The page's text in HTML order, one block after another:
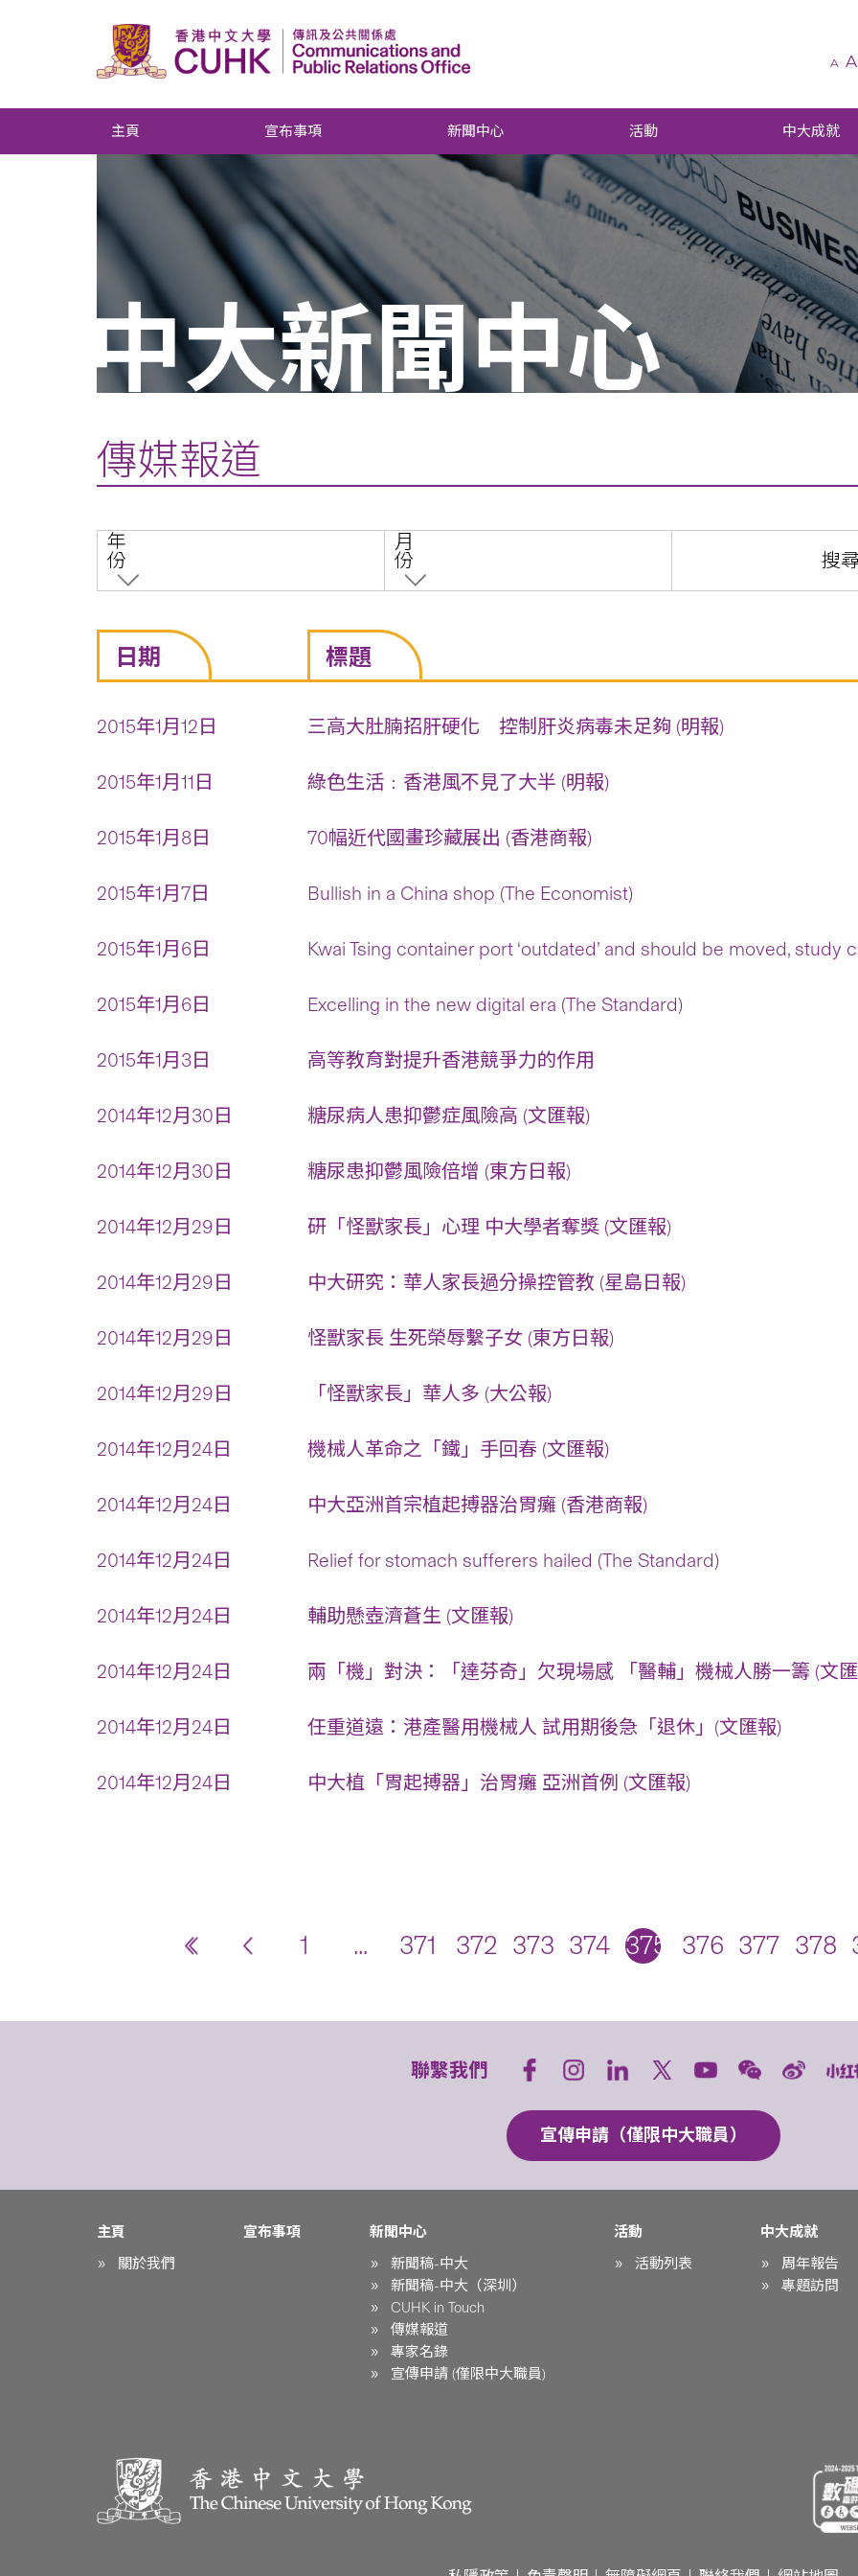
A A
主頁 宣布事項 新聞中心 活動 中大成就
中大新聞中心
傳媒報道
年
份
月
份
日期 標題
2015年1月12日 三高大肚腩招肝硬化 控制肝炎病毒未足夠 (明報)
2015年1月11日 綠色生活﹕香港風不見了大半 (明報)
2015年1月8日 70幅近代國畫珍藏展出 (香港商報)
2015年1月7日 Bullish in a China shop (The Economist)
2015年1月6日 Kwai Tsing container port ‘outdated’ and should be moved, study
2015年1月6日 Excelling in the new digital era (The Standard)
2015年1月3日 高等教育對提升香港競爭力的作用
2014年12月30日 糖尿病人患抑鬱症風險高 (文匯報)
2014年12月30日 糖尿患抑鬱風險倍增 (東方日報)
2014年12月29日 研「怪獸家長」心理 中大學者奪獎 (文匯報)
2014年12月29日 中大研究：華人家長過分操控管教 (星島日報)
2014年12月29日 怪獸家長 生死榮辱繫子女 (東方日報)
2014年12月29日 「怪獸家長」華人多 (大公報)
2014年12月24日 機械人革命之「鐵」手回春 (文匯報)
2014年12月24日 中大亞洲首宗植起搏器治胃癱 (香港商報)
2014年12月24日 Relief for stomach sufferers hailed (The Standard)
2014年12月24日 輔助懸壺濟蒼生 (文匯報)
2014年12月24日 兩「機」對決：「達芬奇」欠現場感 「醫輔」機械人勝一籌 (文
2014年12月24日 任重道遠：港產醫用機械人 試用期後急「退休」(文匯報)
2014年12月24日 中大植「胃起搏器」治胃癱 亞洲首例 (文匯報)
1 ... 371 372 373 374 375 376 377 378
聯繫我們
宣傳申請（僅限中大職員）
主頁
關於我們
宣布事項
新聞中心
新聞稿-中大
新聞稿-中大（深圳）
CUHK in Touch
傳媒報道
專家名錄
宣傳申請 (僅限中大職員)
活動
活動列表
中大成就
周年報告
專題訪問